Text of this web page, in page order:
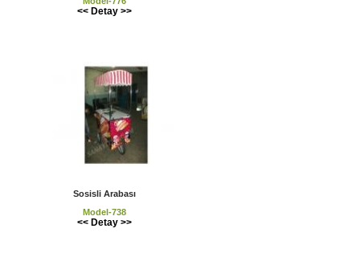
<< Detay >>
Sosisli Arabası
Model-738
<< Detay >>